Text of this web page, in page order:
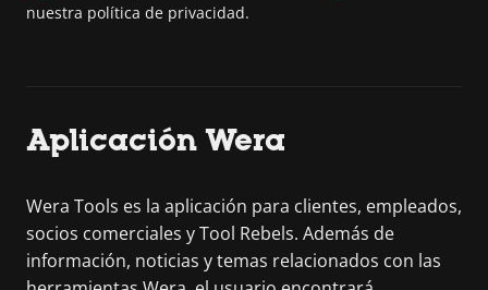
nuestra política de privacidad.
Aplicación Wera
Wera Tools es la aplicación para clientes, empleados,
socios comerciales y Tool Rebels. Además de
información, noticias y temas relacionados con las